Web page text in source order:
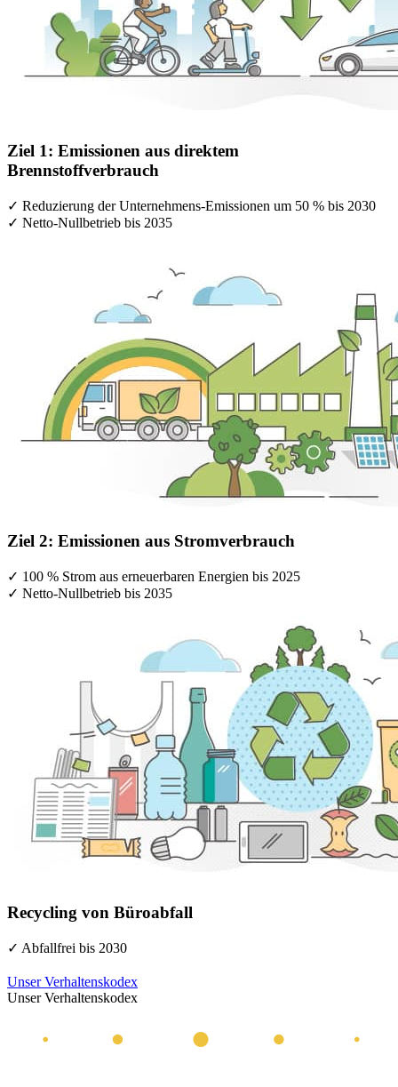
Ziel 1: Emissionen aus direktem
Brennstoffverbrauch
✓ Reduzierung der Unternehmens-Emissionen um 50 % bis 2030
✓ Netto-Nullbetrieb bis 2035
Ziel 2: Emissionen aus Stromverbrauch
✓ 100 % Strom aus erneuerbaren Energien bis 2025
✓ Netto-Nullbetrieb bis 2035
Recycling von Büroabfall
✓ Abfallfrei bis 2030
Unser Verhaltenskodex
Unser Verhaltenskodex